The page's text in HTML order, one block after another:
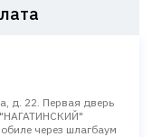
д. 22. Первая дверь
"НАГАТИНСКИЙ"
через шлагбаум